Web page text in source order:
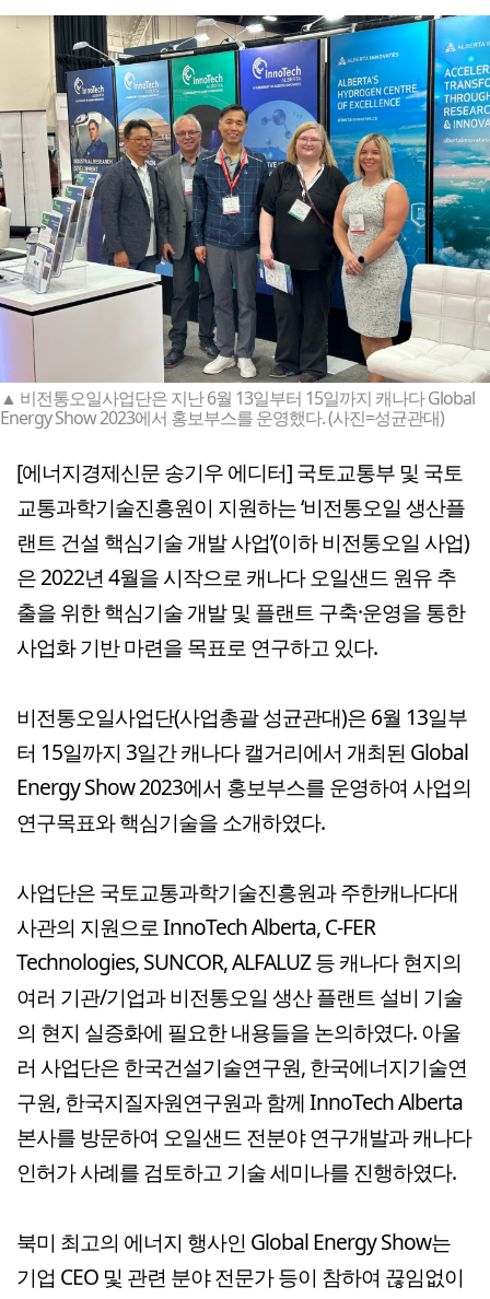
▲ 비전통오일사업단은 지난 6월 13일부터 15일까지 캐나다 Global
Energy Show 2023에서 홍보부스를 운영했다. (사진=성균관대)
[에너지경제신문 송기우 에디터] 국토교통부 및 국토
교통과학기술진흥원이 지원하는 ‘비전통오일 생산플
랜트 건설 핵심기술 개발 사업’(이하 비전통오일 사업)
은 2022년 4월을 시작으로 캐나다 오일샌드 원유 추
출을 위한 핵심기술 개발 및 플랜트 구축·운영을 통한
사업화 기반 마련을 목표로 연구하고 있다.
비전통오일사업단(사업총괄 성균관대)은 6월 13일부
터 15일까지 3일간 캐나다 캘거리에서 개최된 Global
Energy Show 2023에서 홍보부스를 운영하여 사업의
연구목표와 핵심기술을 소개하였다.
사업단은 국토교통과학기술진흥원과 주한캐나다대
사관의 지원으로 InnoTech Alberta, C-FER
Technologies, SUNCOR, ALFALUZ 등 캐나다 현지의
여러 기관/기업과 비전통오일 생산 플랜트 설비 기술
의 현지 실증화에 필요한 내용들을 논의하였다. 아울
러 사업단은 한국건설기술연구원, 한국에너지기술연
구원, 한국지질자원연구원과 함께 InnoTech Alberta
본사를 방문하여 오일샌드 전분야 연구개발과 캐나다
인허가 사례를 검토하고 기술 세미나를 진행하였다.
북미 최고의 에너지 행사인 Global Energy Show는
기업 CEO 및 관련 분야 전문가 등이 참하여 끊임없이